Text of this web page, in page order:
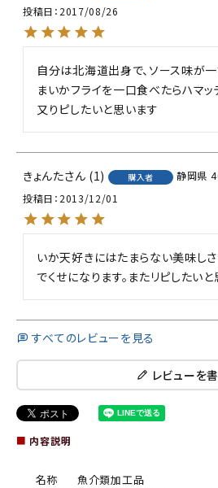
投稿日 2017/08/26
自分は北海道出身で、ソース味が
まいかフライを一口食べたらハマッ
きょんた 1 購入者 静岡県
投稿日 2013/12/01
いか天好きにはたまらない美味し
でくせになります。またリピしたいと
すべてのレビューを見る
レビューを書
■ 内容説明
名称
魚介類加工品